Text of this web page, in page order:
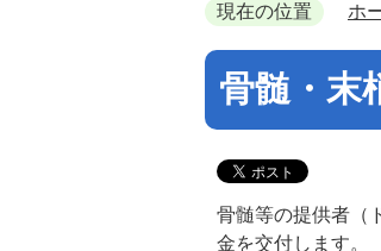
現在の位置 ホ
骨髄・末
骨髄等の提供者（
金を交付します。